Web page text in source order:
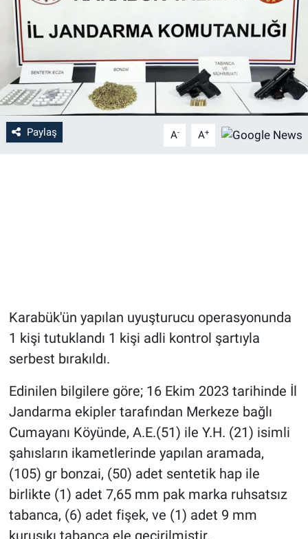
Paylaş A- A+
Karabük'ün yapılan uyuşturucu operasyonunda
1 kişi tutuklandı 1 kişi adli kontrol şartıyla
serbest bırakıldı.
Edinilen bilgilere göre; 16 Ekim 2023 tarihinde İl
Jandarma ekipler tarafından Merkeze bağlı
Cumayanı Köyünde, A.E.(51) ile Y.H. (21) isimli
şahısların ikametlerinde yapılan aramada,
(105) gr bonzai, (50) adet sentetik hap ile
birlikte (1) adet 7,65 mm pak marka ruhsatsız
tabanca, (6) adet fişek, ve (1) adet 9 mm
kurusıkı tabanca ele geçirilmiştir.